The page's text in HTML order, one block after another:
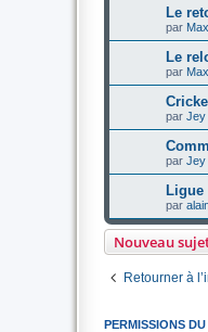
Le
par
Le
par
par Jey
par Jey
Ligue
par
Nouveau
Retourner à
PERMISSIONS